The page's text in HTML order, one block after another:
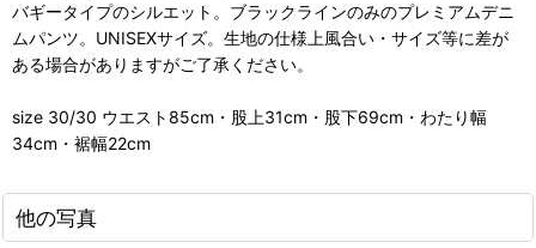
バギータイプのシルエット。ブラックラインのみのプレミアムデニ
ムパンツ。UNISEXサイズ。生地の仕様上風合い・サイズ等に差が
ある場合がありますがご了承ください。
size 30/30 ウエスト85cm・股上31cm・股下69cm・わたり幅
34cm・裾幅22cm
他の写真